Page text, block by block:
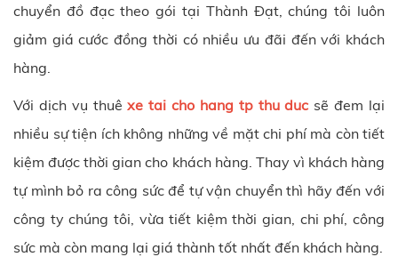
chuyển đồ đạc theo gói tại Thành Đạt, chúng tôi luôn
giảm giá cước đồng thời có nhiều ưu đãi đến với khách
hàng.
Với dịch vụ thuêxe tai cho hang tp thu duc sẽ đem lại
nhiều sự tiện ích không những về mặt chi phí mà còn tiết
kiệm được thời gian cho khách hàng. Thay vì khách hàng
tự mình bỏ ra công sức để tự vận chuyển thì hãy đến với
công ty chúng tôi, vừa tiết kiệm thời gian, chi phí, công
sức mà còn mang lại giá thành tốt nhất đến khách hàng.